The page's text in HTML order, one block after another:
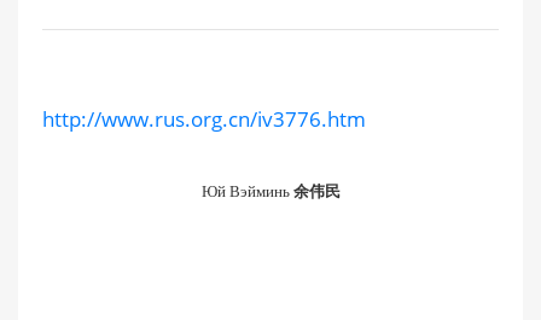
http://www.rus.org.cn/iv3776.htm
Юй Вэйминь 余伟民